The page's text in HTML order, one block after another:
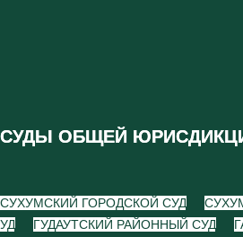
СУДЫ ОБЩЕЙ
СУХУМСКИЙ ГОРОДСКОЙ СУД
ГУДАУТСКИЙ РАЙОННЫЙ СУД